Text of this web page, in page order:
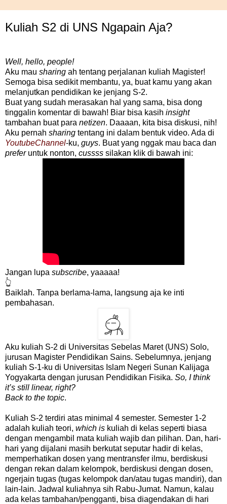
Kuliah S2 di UNS Ngapain Aja?
Well, hello, people!
Aku mau sharing ah tentang perjalanan kuliah Magister!
Semoga bisa sedikit membantu, ya, buat kamu yang akan
melanjutkan pendidikan ke jenjang S-2.
Buat yang sudah merasakan hal yang sama, bisa dong
tinggalin komentar di bawah! Biar bisa kasih insight
tambahan buat para netizen. Daaaan, kita bisa diskusi, nih!
Aku pernah sharing tentang ini dalam bentuk video. Ada di
YoutubeChannel-ku, guys. Buat yang nggak mau baca dan
prefer untuk nonton, cussss silakan klik di bawah ini:
Jangan lupa subscribe, yaaaaa!
👆
Baiklah. Tanpa berlama-lama, langsung aja ke inti
pembahasan.
Aku kuliah S-2 di Universitas Sebelas Maret (UNS) Solo,
jurusan Magister Pendidikan Sains. Sebelumnya, jenjang
kuliah S-1-ku di Universitas Islam Negeri Sunan Kalijaga
Yogyakarta dengan jurusan Pendidikan Fisika. So, I think
it’s still linear, right?
Back to the topic.
Kuliah S-2 terdiri atas minimal 4 semester. Semester 1-2
adalah kuliah teori, which is kuliah di kelas seperti biasa
dengan mengambil mata kuliah wajib dan pilihan. Dan, hari-
hari yang dijalani masih berkutat seputar hadir di kelas,
memperhatikan dosen yang mentransfer ilmu, berdiskusi
dengan rekan dalam kelompok, berdiskusi dengan dosen,
ngerjain tugas (tugas kelompok dan/atau tugas mandiri), dan
lain-lain. Jadwal kuliahnya sih Rabu-Jumat. Namun, kalau
ada kelas tambahan/pengganti, bisa diagendakan di hari